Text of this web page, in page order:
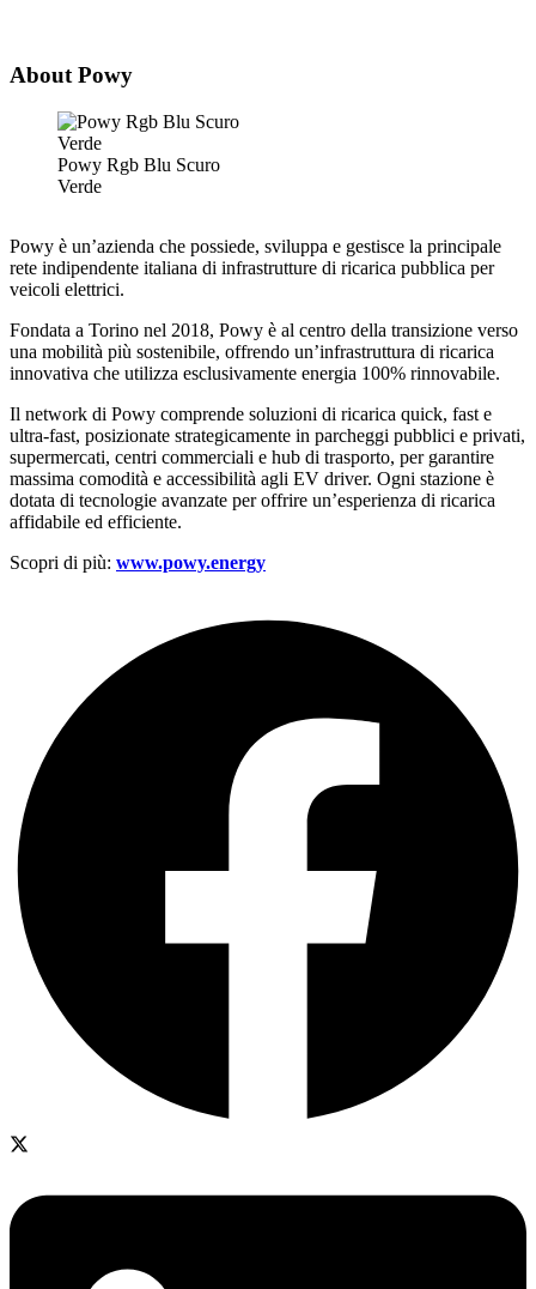
About Powy
Powy Rgb Blu Scuro
Verde
Powy è un’azienda che possiede, sviluppa e gestisce la principale
rete indipendente italiana di infrastrutture di ricarica pubblica per
veicoli elettrici.
Fondata a Torino nel 2018, Powy è al centro della transizione verso
una mobilità più sostenibile, offrendo un’infrastruttura di ricarica
innovativa che utilizza esclusivamente energia 100% rinnovabile.
Il network di Powy comprende soluzioni di ricarica quick, fast e
ultra-fast, posizionate strategicamente in parcheggi pubblici e privati,
supermercati, centri commerciali e hub di trasporto, per garantire
massima comodità e accessibilità agli EV driver. Ogni stazione è
dotata di tecnologie avanzate per offrire un’esperienza di ricarica
affidabile ed efficiente.
Scopri di più: www.powy.energy